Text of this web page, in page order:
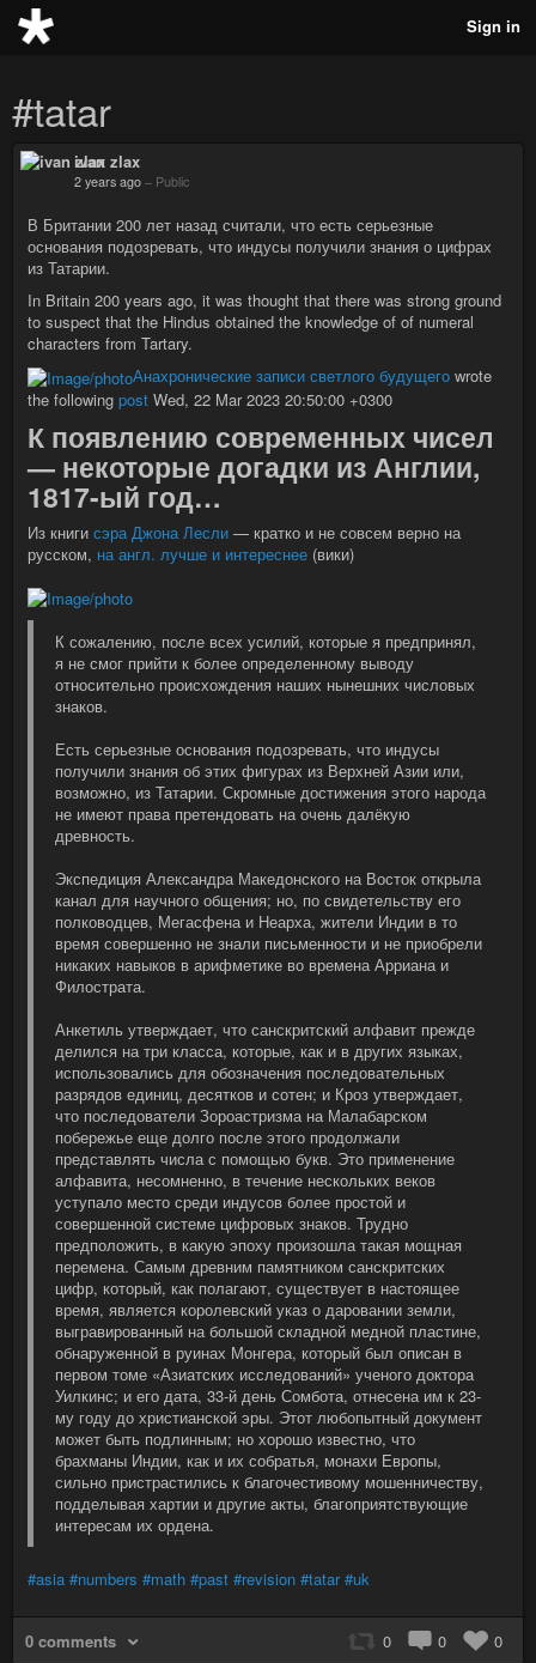
Sign in
#tatar
ivan zlax
2 years ago – Public
В Британии 200 лет назад считали, что есть серьезные
основания подозревать, что индусы получили знания о цифрах
из Татарии.
In Britain 200 years ago, it was thought that there was strong ground
to suspect that the Hindus obtained the knowledge of of numeral
characters from Tartary.
Анахронические записи светлого будущего wrote
the following post Wed, 22 Mar 2023 20:50:00 +0300
К появлению современных чисел
— некоторые догадки из Англии,
1817-ый год…
Из книги сэра Джона Лесли — кратко и не совсем верно на
русском, на англ. лучше и интереснее (вики)
К сожалению, после всех усилий, которые я предпринял,
я не смог прийти к более определенному выводу
относительно происхождения наших нынешних числовых
знаков.
Есть серьезные основания подозревать, что индусы
получили знания об этих фигурах из Верхней Азии или,
возможно, из Татарии. Скромные достижения этого народа
не имеют права претендовать на очень далёкую
древность.
Экспедиция Александра Македонского на Восток открыла
канал для научного общения; но, по свидетельству его
полководцев, Мегасфена и Неарха, жители Индии в то
время совершенно не знали письменности и не приобрели
никаких навыков в арифметике во времена Арриана и
Филострата.
Анкетиль утверждает, что санскритский алфавит прежде
делился на три класса, которые, как и в других языках,
использовались для обозначения последовательных
разрядов единиц, десятков и сотен; и Кроз утверждает,
что последователи Зороастризма на Малабарском
побережье еще долго после этого продолжали
представлять числа с помощью букв. Это применение
алфавита, несомненно, в течение нескольких веков
уступало место среди индусов более простой и
совершенной системе цифровых знаков. Трудно
предположить, в какую эпоху произошла такая мощная
перемена. Самым древним памятником санскритских
цифр, который, как полагают, существует в настоящее
время, является королевский указ о даровании земли,
выгравированный на большой складной медной пластине,
обнаруженной в руинах Монгера, который был описан в
первом томе «Азиатских исследований» ученого доктора
Уилкинс; и его дата, 33-й день Сомбота, отнесена им к 23-
му году до христианской эры. Этот любопытный документ
может быть подлинным; но хорошо известно, что
брахманы Индии, как и их собратья, монахи Европы,
сильно пристрастились к благочестивому мошенничеству,
подделывая хартии и другие акты, благоприятствующие
интересам их ордена.
#asia #numbers #math #past #revision #tatar #uk
0 comments 0 0 0